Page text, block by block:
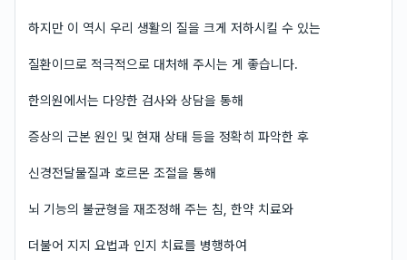
하지만 이 역시 우리 생활의 질을 크게 저하시킬 수 있는
질환이므로 적극적으로 대처해 주시는 게 좋습니다.
한의원에서는 다양한 검사와 상담을 통해
증상의 근본 원인 및 현재 상태 등을 정확히 파악한 후
신경전달물질과 호르몬 조절을 통해
뇌 기능의 불균형을 재조정해 주는 침, 한약 치료와
더불어 지지 요법과 인지 치료를 병행하여